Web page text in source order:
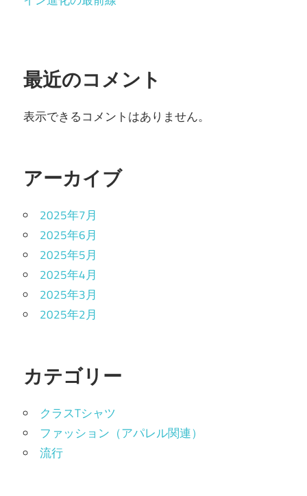
最近のコメント
表示できるコメントはありません。
アーカイブ
2025年7月
2025年6月
2025年5月
2025年4月
2025年3月
2025年2月
カテゴリー
クラスTシャツ
ファッション（アパレル関連）
流行